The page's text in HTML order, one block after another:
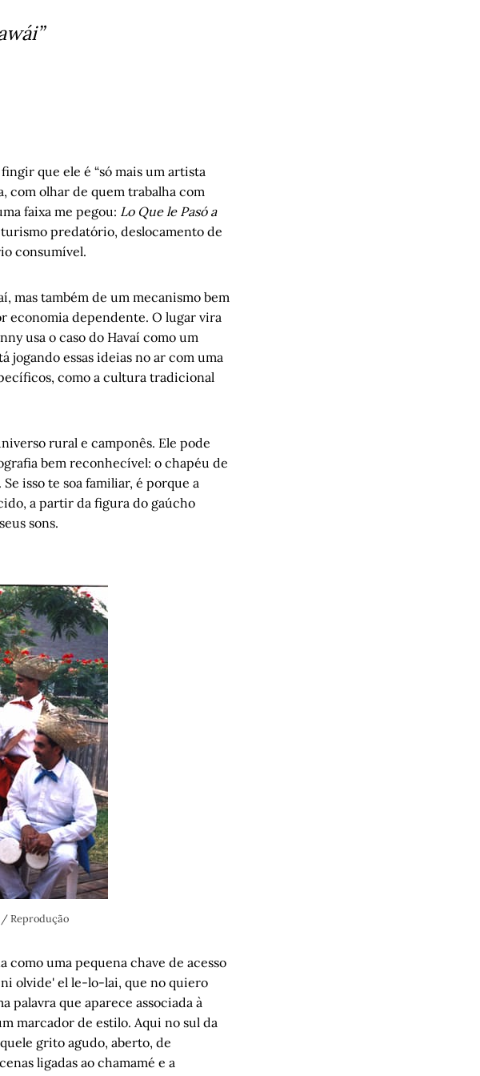
que ele é “só mais um artista
com olhar de quem trabalha com
faixa me pegou: Lo Que le Pasó a
predatório, deslocamento de
consumível.
mas também de um mecanismo bem
economia dependente. O lugar vira
usa o caso do Havaí como um
jogando essas ideias no ar com uma
como a cultura tradicional
rural e camponês. Ele pode
bem reconhecível: o chapéu de
isso te soa familiar, é porque a
a partir da figura do gaúcho
sons.
Reprodução
como uma pequena chave de acesso
ni olvide' el le-lo-lai, que no quiero
palavra que aparece associada à
marcador de estilo. Aqui no sul da
grito agudo, aberto, de
ligadas ao chamamé e a